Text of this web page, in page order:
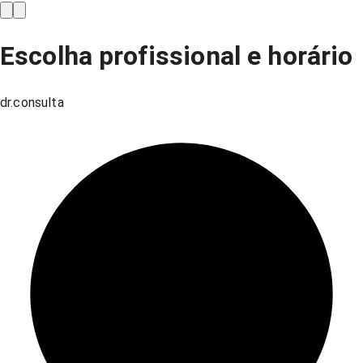
Escolha profissional e horário
dr.consulta